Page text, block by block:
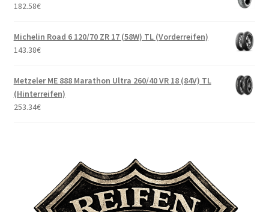
182.58€
Michelin Road 6 120/70 ZR 17 (58W) TL (Vorderreifen)
143.38€
Metzeler ME 888 Marathon Ultra 260/40 VR 18 (84V) TL
(Hinterreifen)
253.34€